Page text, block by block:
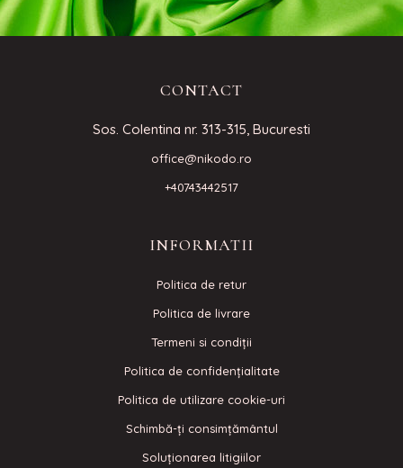
CONTACT
Sos. Colentina nr. 313-315, Bucuresti
office@nikodo.ro
+40743442517
INFORMATII
Politica de retur
Politica de livrare
Termeni si condiţii
Politica de confidenţialitate
Politica de utilizare cookie-uri
Schimbă-ți consimțământul
Soluționarea litigiilor